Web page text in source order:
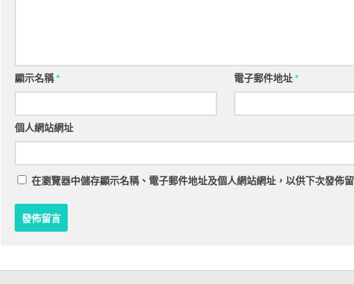
顯示名稱* 電子郵件地址*
個人網站網址
在瀏覽器中儲存顯示名稱、電子郵件地址及個人網站網址，以供下次發佈